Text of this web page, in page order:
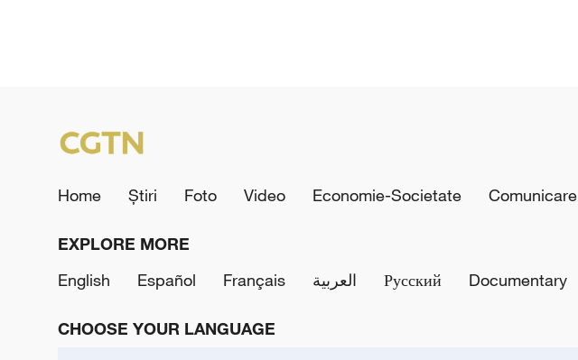
Home Știri Foto Video Economie-Societate Comunicare
EXPLORE MORE
English
Español Français العربية Русский Documentary
CHOOSE YOUR LANGUAGE